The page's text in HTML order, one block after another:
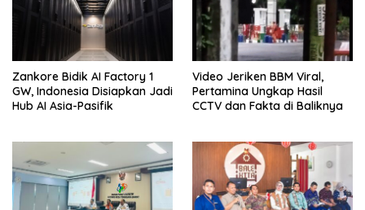
Zankore Bidik AI Factory 1
GW, Indonesia Disiapkan Jadi
Hub AI Asia-Pasifik
Video Jeriken BBM Viral,
Pertamina Ungkap Hasil
CCTV dan Fakta di Baliknya